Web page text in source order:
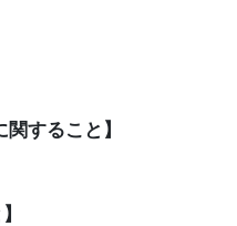
すること】